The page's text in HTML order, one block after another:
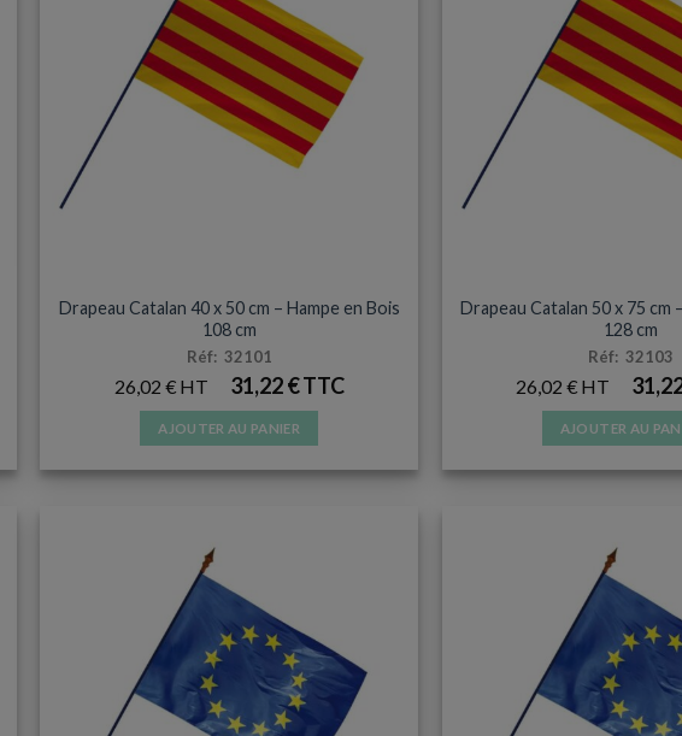
Drapeau Catalan 40 x 50 cm – Hampe en Bois
108 cm
Réf: 32101
26,02 € 31,22€
AJOUTER AU PANIER
Drapeau Catalan 50 x 75 cm
128 cm
Réf: 32103
26,02€
AJOUTER AU